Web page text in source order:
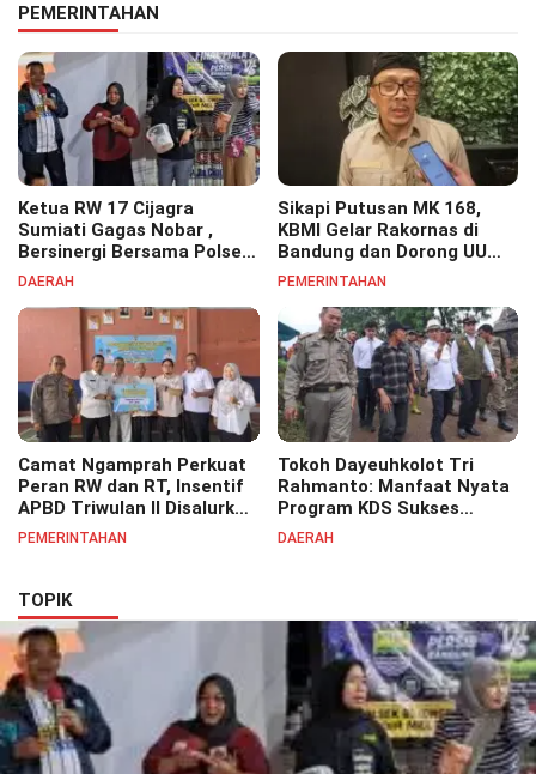
PEMERINTAHAN
Ketua RW 17 Cijagra
Sumiati Gagas Nobar ,
Bersinergi Bersama Polsek
Bojongsoang Semarakkan
DAERAH
Sikapi Putusan MK 168,
KBMI Gelar Rakornas di
Bandung dan Dorong UU
Perlindungan Pekerja
PEMERINTAHAN
Camat Ngamprah Perkuat
Peran RW dan RT, Insentif
APBD Triwulan II Disalurkan
untuk Tingkatkan
PEMERINTAHAN
Tokoh Dayeuhkolot Tri
Rahmanto: Manfaat Nyata
Program KDS Sukses
Dirasakan Seluruh Lapisan
DAERAH
TOPIK